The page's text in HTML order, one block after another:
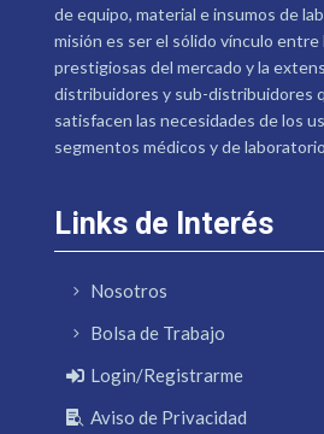
de equipo, material e insumos de
misión es ser el sólido vínculo entre
prestigiosas del mercado y la
distribuidores y sub-distribuidores
satisfacen las necesidades de los
segmentos médicos y de
Links de Interés
Nosotros
Bolsa de Trabajo
Login/Registrarme
Aviso de Privacidad